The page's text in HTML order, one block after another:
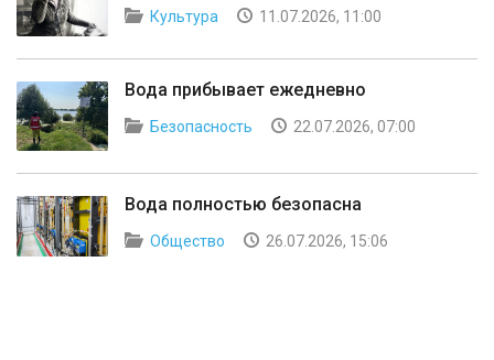
Культура 11.07.2026, 11:00
Вода прибывает ежедневно
Безопасность 22.07.2026, 07:00
Вода полностью безопасна
Общество 26.07.2026, 15:06